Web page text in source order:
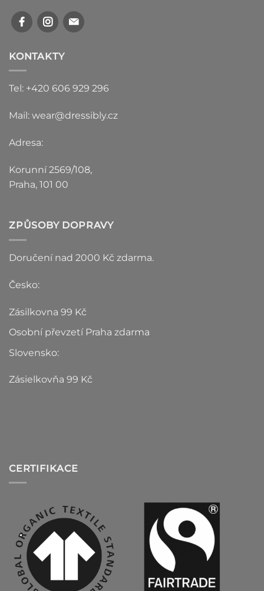
KONTAKTY
Tel: +420 606 929 296
Mail: wear@dressibly.cz
Adresa:
Korunní 2569/108,
Praha, 101 00
ZPŮSOBY DOPRAVY
Doručení nad 2000 Kč zdarma.
Česko:
Zásilkovna 99 Kč
Osobní převzetí Praha zdarma
Slovensko:
Zásielkovňa 99 Kč
CERTIFIKACE